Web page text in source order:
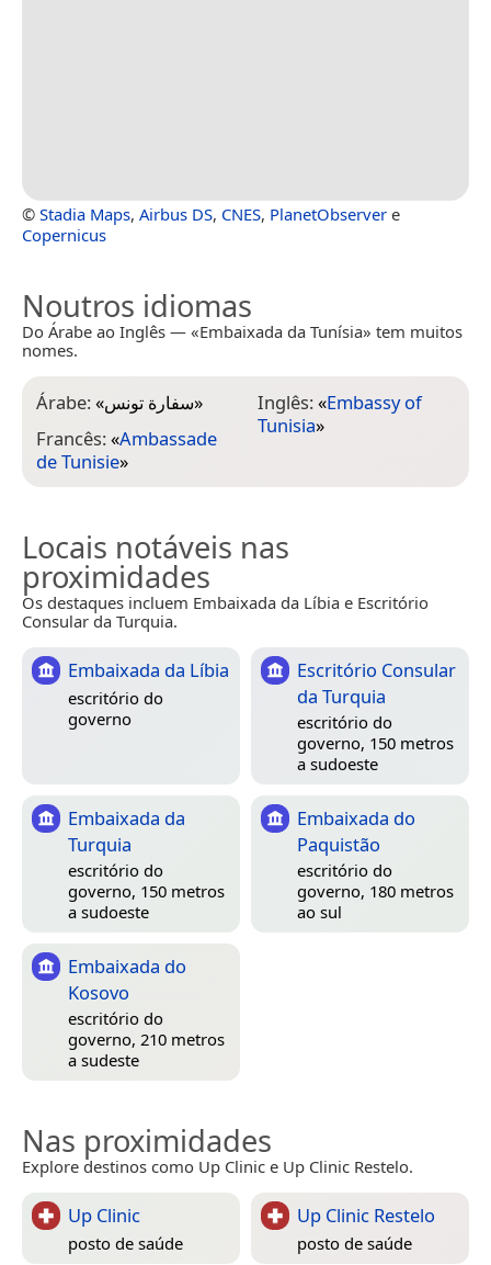
© Stadia Maps, Airbus DS, CNES, PlanetObserver e
Copernicus
Noutros idiomas
Do Árabe ao Inglês — «Embaixada da Tunísia» tem muitos
nomes.
Árabe:«سفارة تونس»
Francês:«Ambassade
de Tunisie»
Inglês:«Embassy of
Tunisia»
Locais notáveis nas
proximidades
Os destaques incluem Embaixada da Líbia e Escritório
Consular da Turquia.
Embaixada da Líbia
escritório do
governo
Escritório Consular
da Turquia
escritório do
governo, 150 metros
a sudoeste
Embaixada da
Turquia
escritório do
governo, 150 metros
a sudoeste
Embaixada do
Paquistão
escritório do
governo, 180 metros
ao sul
Embaixada do
Kosovo
escritório do
governo, 210 metros
a sudeste
Nas proximidades
Explore destinos como Up Clinic e Up Clinic Restelo.
Up Clinic
posto de saúde
Up Clinic Restelo
posto de saúde